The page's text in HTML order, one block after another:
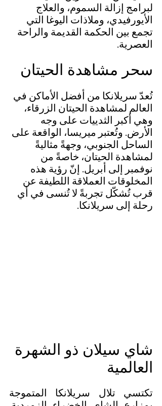
لبرامج إزالة السموم، والعلاج
الأيورفيدي، وملاذات اليوغا التي
تجمع بين الحكمة القديمة والراحة
العصرية.
سحر مشاهدة الحيتان
تُعدّ سريلانكا من أفضل الأماكن في
العالم لمشاهدة الحيتان الزرقاء،
وهي أكبر الثدييات على وجه
الأرض. وتُعتبر ميريسا، الواقعة على
الساحل الجنوبي، وجهةً مثاليةً
لمشاهدة الحيتان، خاصةً من
نوفمبر إلى أبريل. إنّ رؤية هذه
المخلوقات العملاقة اللطيفة عن
قرب تُشكّل تجربةً لا تُنسى في أي
رحلة إلى سريلانكا.
شاي سيلان ذو الشهرة
العالمية